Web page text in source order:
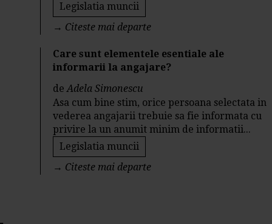
Legislatia muncii
→ Citeste mai departe
Care sunt elementele esentiale ale
informarii la angajare?
deAdela Simonescu
Asa cum bine stim, orice persoana selectata in
vederea angajarii trebuie sa fie informata cu
privire la un anumit minim de informatii...
Legislatia muncii
→ Citeste mai departe